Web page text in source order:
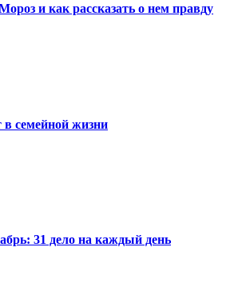
и как рассказать о нем правду
семейной жизни
31 дело на каждый день